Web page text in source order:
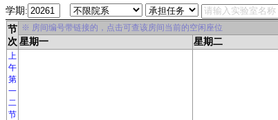
学期:
节
次
※ 房间编号带链接的，点击可查该房间当前的空闲座位
星期一 星期二
上
午
第
一
二
节